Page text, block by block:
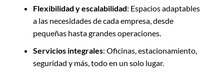
Flexibilidad y escalabilidad: Espacios adaptables
a las necesidades de cada empresa, desde
pequeñas hasta grandes operaciones.
Servicios integrales: Oficinas, estacionamiento,
seguridad y más, todo en un solo lugar.